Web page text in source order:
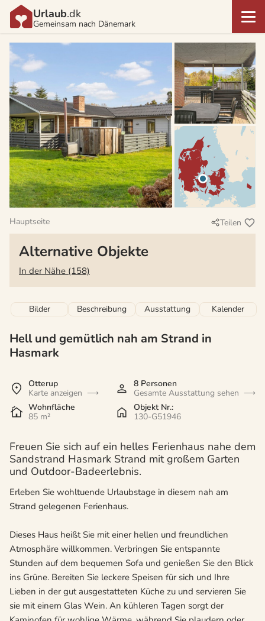
Urlaub.dk
Gemeinsam nach Dänemark
Hauptseite Teilen
Alternative Objekte
In der Nähe (158)
Bilder Beschreibung Ausstattung Kalender
Hell und gemütlich nah am Strand in
Hasmark
Otterup
Karte anzeigen
8 Personen
Gesamte Ausstattung sehen
Wohnfläche
85 m²
Objekt Nr.:
130-G51946
Freuen Sie sich auf ein helles Ferienhaus nahe dem
Sandstrand Hasmark Strand mit großem Garten
und Outdoor-Badeerlebnis.
Erleben Sie wohltuende Urlaubstage in diesem nah am
Strand gelegenen Ferienhaus.
Dieses Haus heißt Sie mit einer hellen und freundlichen
Atmosphäre willkommen. Verbringen Sie entspannte
Stunden auf dem bequemen Sofa und genießen Sie den Blick
ins Grüne. Bereiten Sie leckere Speisen für sich und Ihre
Lieben in der gut ausgestatteten Küche zu und servieren Sie
sie mit einem Glas Wein. An kühleren Tagen sorgt der